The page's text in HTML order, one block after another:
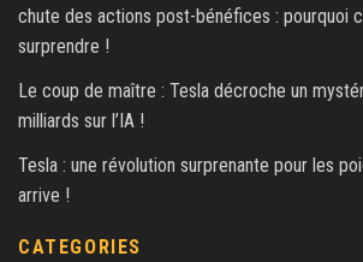
chute des actions post-bénéfices : pourquoi
surprendre !
Le coup de maître : Tesla décroche un
milliards sur l’IA !
Tesla : une révolution surprenante pour les
arrive !
CATEGORIES